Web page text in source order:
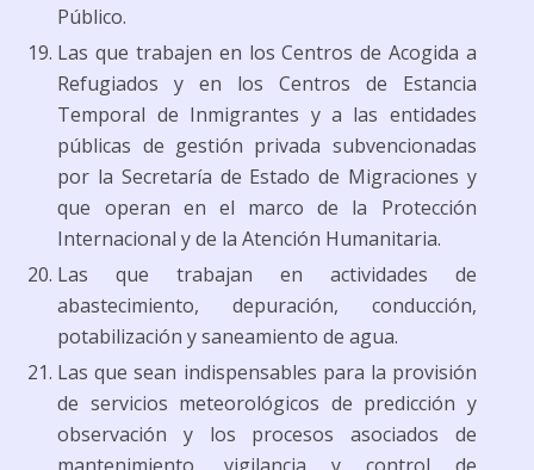
Público.
Las que trabajen en los Centros de Acogida a
Refugiados y en los Centros de Estancia
Temporal de Inmigrantes y a las entidades
públicas de gestión privada subvencionadas
por la Secretaría de Estado de Migraciones y
que operan en el marco de la Protección
Internacional y de la Atención Humanitaria.
Las que trabajan en actividades de
abastecimiento, depuración, conducción,
potabilización y saneamiento de agua.
Las que sean indispensables para la provisión
de servicios meteorológicos de predicción y
observación y los procesos asociados de